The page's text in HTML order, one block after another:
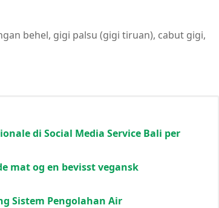
behel, gigi palsu (gigi tiruan), cabut gigi,
di Social Media Service Bali per
mat og en bevisst vegansk
Sistem Pengolahan Air